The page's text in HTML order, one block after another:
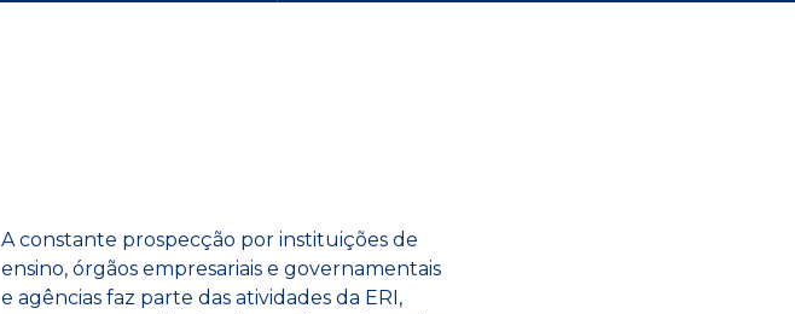
A constante prospecção por instituições de
ensino, órgãos empresariais e governamentais
e agências faz parte das atividades da ERI,